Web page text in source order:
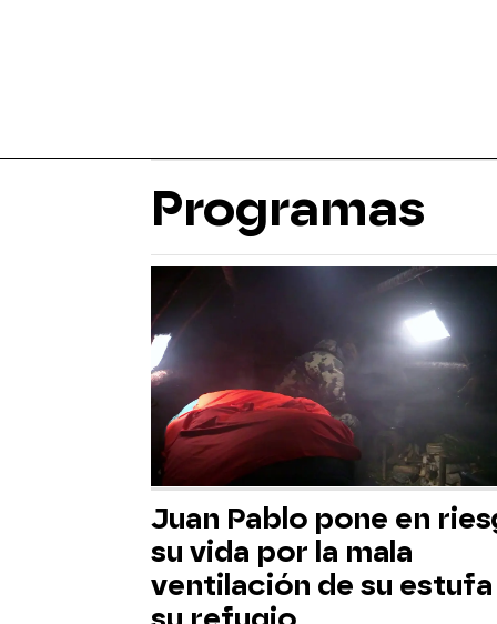
Programas
Juan Pablo pone en
su vida por la mala
ventilación de su estufa